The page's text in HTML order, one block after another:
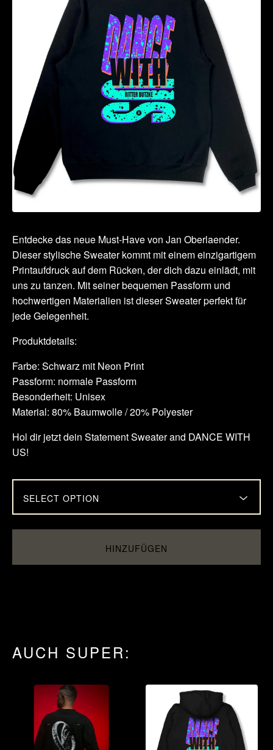
Entdecke das neue Must-Have von Jan Oberlaender.
Dieser stylische Sweater kommt mit einem einzigartigem
Printaufdruck auf dem Rücken, der dich dazu einlädt, mit
uns zu tanzen. Mit seiner bequemen Passform und
hochwertigen Materialien ist dieser Sweater perfekt für
jede Gelegenheit.
Produktdetails:
Farbe: Schwarz mit Neon Print
Passform: normale Passform
Besonderheit: Unisex
Material: 80% Baumwolle / 20% Polyester
Hol dir jetzt dein Statement Sweater and DANCE WITH
US!
HINZUFÜGEN
AUCH SUPER: